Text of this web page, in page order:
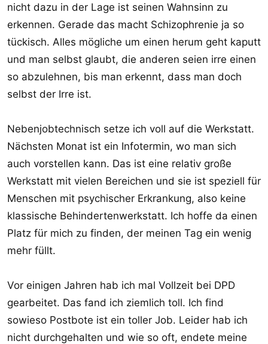
nicht dazu in der Lage ist seinen Wahnsinn zu
erkennen. Gerade das macht Schizophrenie ja so
tückisch. Alles mögliche um einen herum geht kaputt
und man selbst glaubt, die anderen seien irre einen
so abzulehnen, bis man erkennt, dass man doch
selbst der Irre ist.
Nebenjobtechnisch setze ich voll auf die Werkstatt.
Nächsten Monat ist ein Infotermin, wo man sich
auch vorstellen kann. Das ist eine relativ große
Werkstatt mit vielen Bereichen und sie ist speziell für
Menschen mit psychischer Erkrankung, also keine
klassische Behindertenwerkstatt. Ich hoffe da einen
Platz für mich zu finden, der meinen Tag ein wenig
mehr füllt.
Vor einigen Jahren hab ich mal Vollzeit bei DPD
gearbeitet. Das fand ich ziemlich toll. Ich find
sowieso Postbote ist ein toller Job. Leider hab ich
nicht durchgehalten und wie so oft, endete meine